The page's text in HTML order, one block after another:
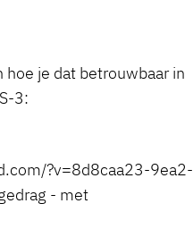
je dat betrouwbaar in
3:
?v=8d8caa23-9ea2-
- met